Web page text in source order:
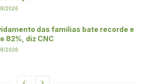
2026
das famílias bate recorde e
82%, diz CNC
2026